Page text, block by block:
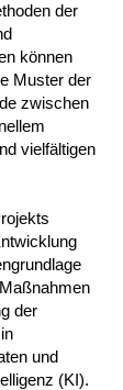
der
können
Muster der
zwischen
vielfältigen
der
und
(KI).